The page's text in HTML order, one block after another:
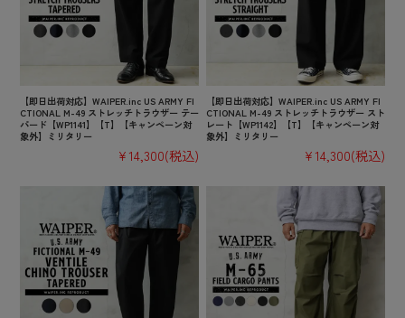
【即日出荷対応】WAIPER.inc US ARMY FI
CTIONAL M-49 ストレッチトラウザー テー
パード【WP1141】【T】【キャンペーン対
象外】ミリタリー
¥14,300(税込)
【即日出荷対応】WAIPER.inc US ARMY FI
CTIONAL M-49 ストレッチトラウザー スト
レート【WP1142】【T】【キャンペーン対
象外】ミリタリー
¥14,300(税込)